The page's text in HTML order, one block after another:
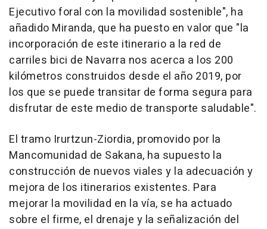
Ejecutivo foral con la movilidad sostenible", ha
añadido Miranda, que ha puesto en valor que "la
incorporación de este itinerario a la red de
carriles bici de Navarra nos acerca a los 200
kilómetros construidos desde el año 2019, por
los que se puede transitar de forma segura para
disfrutar de este medio de transporte saludable".
El tramo Irurtzun-Ziordia, promovido por la
Mancomunidad de Sakana, ha supuesto la
construcción de nuevos viales y la adecuación y
mejora de los itinerarios existentes. Para
mejorar la movilidad en la vía, se ha actuado
sobre el firme, el drenaje y la señalización del